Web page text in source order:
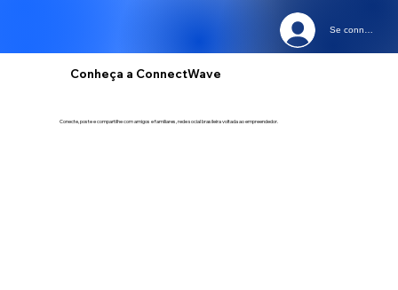
Se connecter
Conheça a ConnectWave
Conecte, poste e compartilhe com amigos e familiares, rede social brasileira voltada ao empreendedor.